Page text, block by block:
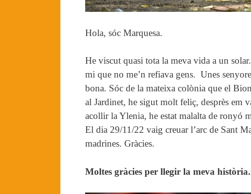
Hola, sóc Marquesa.
He viscut quasi tota la meva vida a un
mi que no me’n refiava gens. Unes
bona. Sóc de la mateixa colònia que el
al Jardinet, he sigut molt feliç, desprès em
acollir la Ylenia, he estat malalta de ronyó
El dia 29/11/22 vaig creuar l’arc de Sant
madrines. Gràcies.
Moltes gràcies per llegir la meva història.